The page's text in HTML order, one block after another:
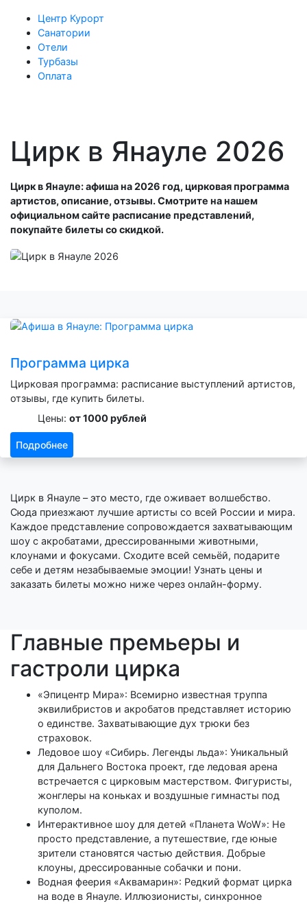
Центр Курорт
Санатории
Отели
Турбазы
Оплата
Цирк в Янауле 2026
Цирк в Янауле: афиша на 2026 год, цирковая программа
артистов, описание, отзывы. Смотрите на нашем
официальном сайте расписание представлений,
покупайте билеты со скидкой.
Программа цирка
Цирковая программа: расписание выступлений артистов,
отзывы, где купить билеты.
Цены: от 1000 рублей
Подробнее
Цирк в Янауле – это место, где оживает волшебство.
Сюда приезжают лучшие артисты со всей России и мира.
Каждое представление сопровождается захватывающим
шоу с акробатами, дрессированными животными,
клоунами и фокусами. Сходите всей семьёй, подарите
себе и детям незабываемые эмоции! Узнать цены и
заказать билеты можно ниже через онлайн-форму.
Главные премьеры и
гастроли цирка
«Эпицентр Мира»: Всемирно известная труппа
эквилибристов и акробатов представляет историю
о единстве. Захватывающие дух трюки без
страховок.
Ледовое шоу «Сибирь. Легенды льда»: Уникальный
для Дальнего Востока проект, где ледовая арена
встречается с цирковым мастерством. Фигуристы,
жонглеры на коньках и воздушные гимнасты под
куполом.
Интерактивное шоу для детей «Планета WoW»: Не
просто представление, а путешествие, где юные
зрители становятся частью действия. Добрые
клоуны, дрессированные собачки и пони.
Водная феерия «Аквамарин»: Редкий формат цирка
на воде в Янауле. Иллюзионисты, синхронное